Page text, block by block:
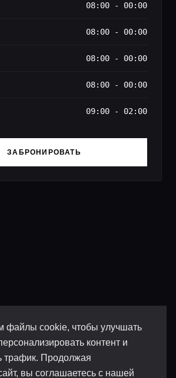
файлы cookie, чтобы улучшать
контент и
трафик. Продолжая
вы соглашаетесь с нашей
08:00 - 00:00
08:00 - 00:00
08:00 - 00:00
08:00 - 00:00
09:00 - 02:00
ЗАБРОНИРОВАТЬ